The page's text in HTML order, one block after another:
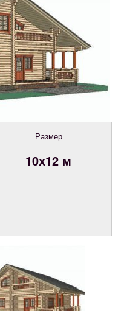
Размер
10х12 м